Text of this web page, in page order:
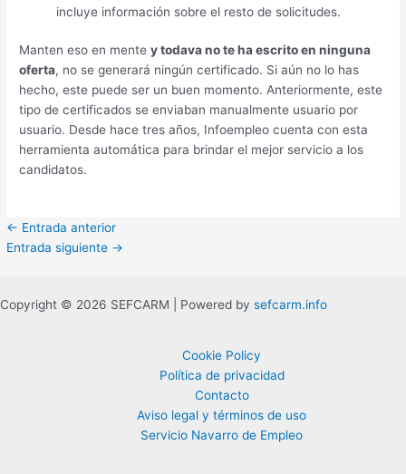
incluye información sobre el resto de solicitudes.
Manten eso en mentey todava no te ha escrito en ninguna
oferta, no se generará ningún certificado. Si aún no lo has
hecho, este puede ser un buen momento. Anteriormente, este
tipo de certificados se enviaban manualmente usuario por
usuario. Desde hace tres años, Infoempleo cuenta con esta
herramienta automática para brindar el mejor servicio a los
candidatos.
← Entrada anterior
Entrada siguiente →
Copyright © 2026 SEFCARM | Powered by sefcarm.info
Cookie Policy
Política de privacidad
Contacto
Aviso legal y términos de uso
Servicio Navarro de Empleo